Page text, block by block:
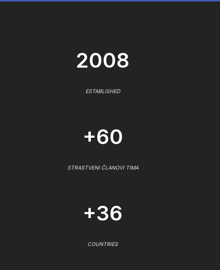
2008
ESTABLISHED
+60
STRASTVENI ČLANOVI TIMA
+36
COUNTRIES